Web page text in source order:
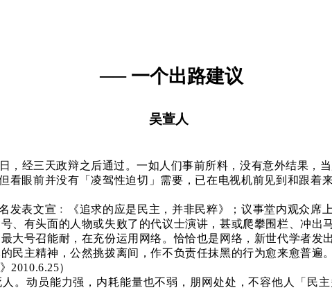
── 一个出路建议
吴萱人
，经三天政辩之后通过。一如人们事前所料，没有意外结果，
看眼前并没有「凌驾性迫切」需要，已在电视机前见到和跟着
发表文宣﹕《追求的应是民主，并非民粹》；议事堂内观众席
、有头面的人物或失败了的代议士演讲，甚或爬攀围栏、冲出
大号召能耐，在充份运用网络。恰恰也是网络，新世代学者
民主精神，公然挑拨离间，作不负责任抹黑的行为愈来愈普
2010.6.25）
。动员能力强，内耗能量也不弱，朋网处处，不容他人「民